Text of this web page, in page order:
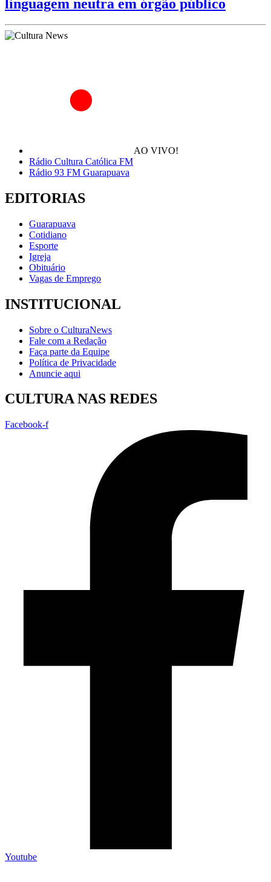
linguagem neutra em órgão público
AO VIVO!
Rádio Cultura Católica FM
Rádio 93 FM Guarapuava
EDITORIAS
Guarapuava
Cotidiano
Esporte
Igreja
Obituário
Vagas de Emprego
INSTITUCIONAL
Sobre o CulturaNews
Fale com a Redação
Faça parte da Equipe
Política de Privacidade
Anuncie aqui
CULTURA NAS REDES
Facebook-f
Youtube